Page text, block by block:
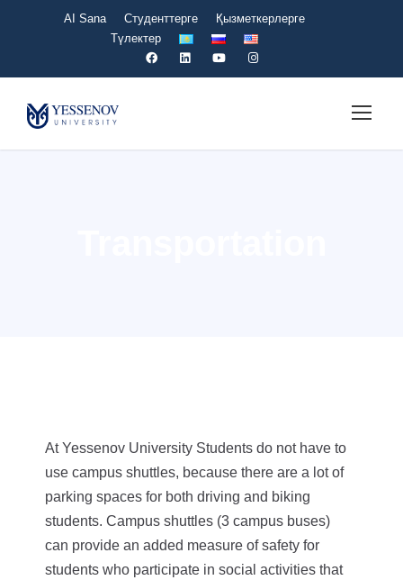
AI Sana Студенттерге
Қызметкерлерге
Түлектер
At Yessenov University Students do not have to
use campus shuttles, because there are a lot of
parking spaces for both driving and biking
students. Campus shuttles (3 campus buses)
can provide an added measure of safety for
students who participate in social activities that